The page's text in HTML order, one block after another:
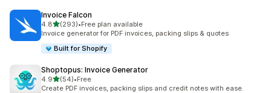
Invoice Falcon
4.8별 5개 중
(293)
총 리뷰 293개
•Free plan available
Invoice generator for PDF invoices, packing slips & quotes
Built for Shopify
Shoptopus: Invoice Generator
4.9별 5개 중
(54)
총 리뷰 54개
•Free
Create PDF invoices, packing slips and credit notes with ease.